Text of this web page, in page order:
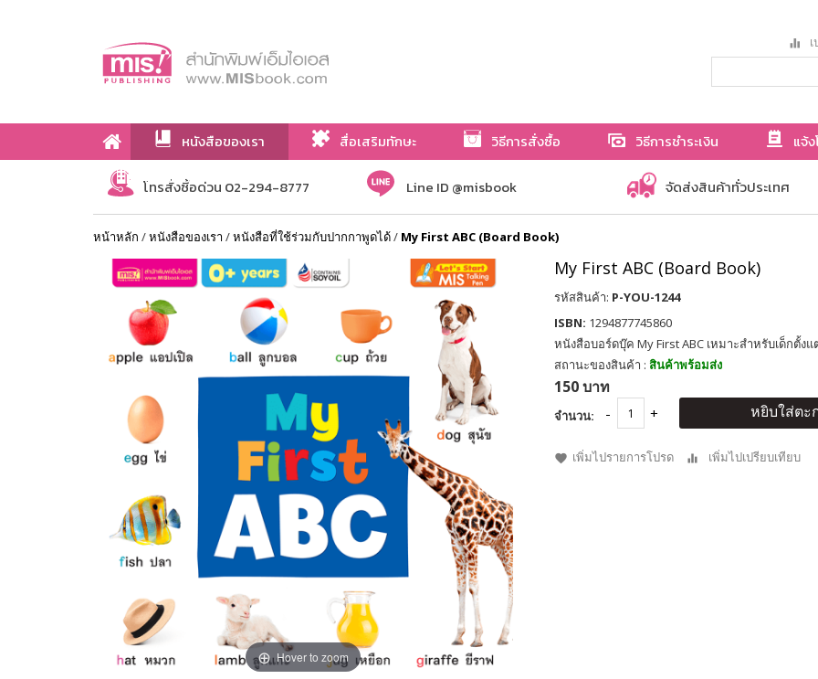
หนังสือของเรา สื่อเสริมทักษะ วิธีการสั่งซื้อ วิธีการชำระเงิน แจ้
เกี่ยวกับเรา
โทรสั่งซื้อด่วน 02-294-8777 Line ID @misbook จัดส่งสินค้าทั่วประเทศ
หน้าหลัก /หนังสือของเรา /หนังสือที่ใช้ร่วมกับปากกาพูดได้/ My First ABC (Board Book)
Hover to zoom
My First ABC (Board Book)
รหัสสินค้า: P-YOU-1244
ISBN: 1294877745860
หนังสือบอร์ดบุ๊ค My First ABC เหมาะสำหรับเด็กตั้งแ
สถานะของสินค้า : สินค้าพร้อมส่ง
150 บาท
จำนวน: หยิบใส่ตะ
เพิ่มไปรายการโปรด เพิ่มไปเปรียบเทียบ